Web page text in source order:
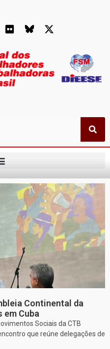
Continental da
em Cuba
Sociais da CTB
que reúne delegações de